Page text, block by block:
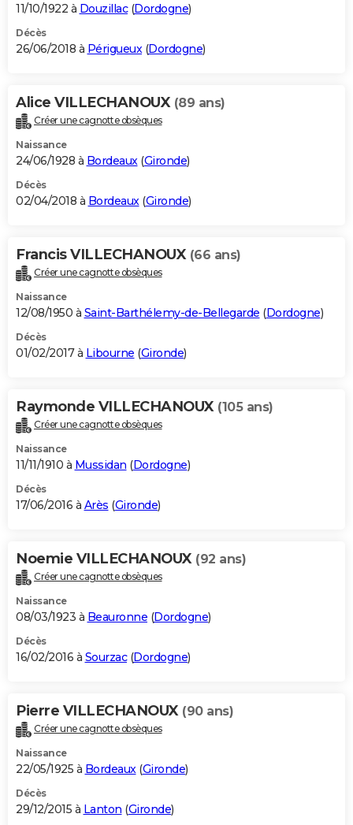
11/10/1922 à Douzillac(Dordogne)
Décès
26/06/2018 à Périgueux(Dordogne)
Alice VILLECHANOUX (89 ans)
Créer une cagnotte obsèques
Naissance
24/06/1928 à Bordeaux(Gironde)
Décès
02/04/2018 à Bordeaux(Gironde)
Francis VILLECHANOUX (66 ans)
Créer une cagnotte obsèques
Naissance
12/08/1950 à Saint-Barthélemy-de-Bellegarde (Dordogne)
Décès
01/02/2017 à Libourne (Gironde)
Raymonde VILLECHANOUX (105 ans)
Créer une cagnotte obsèques
Naissance
11/11/1910 à Mussidan (Dordogne)
Décès
17/06/2016 à Arès (Gironde)
Noemie VILLECHANOUX (92 ans)
Créer une cagnotte obsèques
Naissance
08/03/1923 à Beauronne (Dordogne)
Décès
16/02/2016 à Sourzac(Dordogne)
Pierre VILLECHANOUX (90 ans)
Créer une cagnotte obsèques
Naissance
22/05/1925 à Bordeaux(Gironde)
Décès
29/12/2015 à Lanton (Gironde)